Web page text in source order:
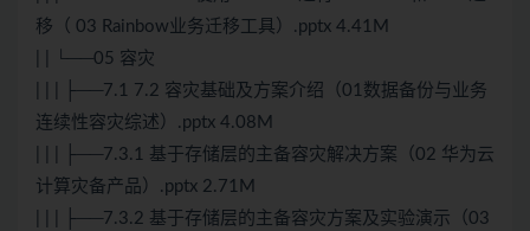
移（ 03 Rainbow业务迁移工具）.pptx 4.41M
| | └──05 容灾
| | | ├──7.1 7.2 容灾基础及方案介绍（01数据备份与业务
连续性容灾综述）.pptx 4.08M
| | | ├──7.3.1 基于存储层的主备容灾解决方案（02 华为云
计算灾备产品）.pptx 2.71M
| | | ├──7.3.2 基于存储层的主备容灾方案及实验演示（03